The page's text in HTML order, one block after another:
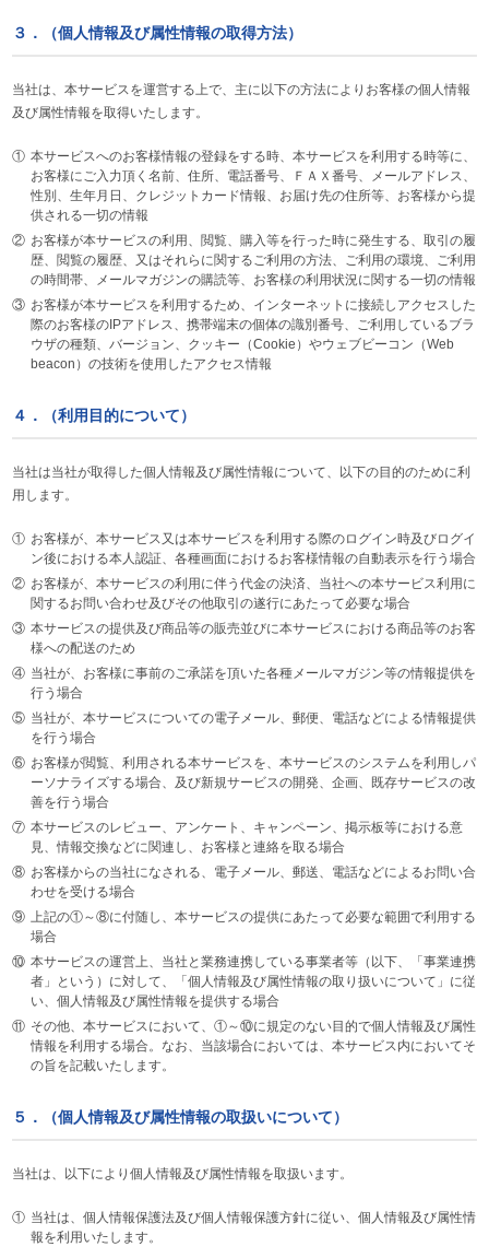
３．（個人情報及び属性情報の取得方法）
当社は、本サービスを運営する上で、主に以下の方法によりお客様の個人情報
及び属性情報を取得いたします。
① 本サービスへのお客様情報の登録をする時、本サービスを利用する時等に、
お客様にご入力頂く名前、住所、電話番号、ＦＡＸ番号、メールアドレス、
性別、生年月日、クレジットカード情報、お届け先の住所等、お客様から提
供される一切の情報
② お客様が本サービスの利用、閲覧、購入等を行った時に発生する、取引の履
歴、閲覧の履歴、又はそれらに関するご利用の方法、ご利用の環境、ご利用
の時間帯、メールマガジンの購読等、お客様の利用状況に関する一切の情報
③ お客様が本サービスを利用するため、インターネットに接続しアクセスした
際のお客様のIPアドレス、携帯端末の個体の識別番号、ご利用しているブラ
ウザの種類、バージョン、クッキー（Cookie）やウェブビーコン（Web
beacon）の技術を使用したアクセス情報
４．（利用目的について）
当社は当社が取得した個人情報及び属性情報について、以下の目的のために利
用します。
① お客様が、本サービス又は本サービスを利用する際のログイン時及びログイ
ン後における本人認証、各種画面におけるお客様情報の自動表示を行う場合
② お客様が、本サービスの利用に伴う代金の決済、当社への本サービス利用に
関するお問い合わせ及びその他取引の遂行にあたって必要な場合
③ 本サービスの提供及び商品等の販売並びに本サービスにおける商品等のお客
様への配送のため
④ 当社が、お客様に事前のご承諾を頂いた各種メールマガジン等の情報提供を
行う場合
⑤ 当社が、本サービスについての電子メール、郵便、電話などによる情報提供
を行う場合
⑥ お客様が閲覧、利用される本サービスを、本サービスのシステムを利用しパ
ーソナライズする場合、及び新規サービスの開発、企画、既存サービスの改
善を行う場合
⑦ 本サービスのレビュー、アンケート、キャンペーン、掲示板等における意
見、情報交換などに関連し、お客様と連絡を取る場合
⑧ お客様からの当社になされる、電子メール、郵送、電話などによるお問い合
わせを受ける場合
⑨ 上記の①～⑧に付随し、本サービスの提供にあたって必要な範囲で利用する
場合
⑩ 本サービスの運営上、当社と業務連携している事業者等（以下、「事業連携
者」という）に対して、「個人情報及び属性情報の取り扱いについて」に従
い、個人情報及び属性情報を提供する場合
⑪ その他、本サービスにおいて、①～⑩に規定のない目的で個人情報及び属性
情報を利用する場合。なお、当該場合においては、本サービス内においてそ
の旨を記載いたします。
５．（個人情報及び属性情報の取扱いについて）
当社は、以下により個人情報及び属性情報を取扱います。
① 当社は、個人情報保護法及び個人情報保護方針に従い、個人情報及び属性情
報を利用いたします。